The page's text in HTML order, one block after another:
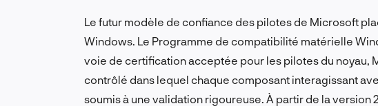
Le futur modèle de confiance des pilotes de Microsoft
Windows. Le Programme de compatibilité matérielle
voie de certification acceptée pour les pilotes du noyau,
contrôlé dans lequel chaque composant interagissant
soumis à une validation rigoureuse. À partir de la version